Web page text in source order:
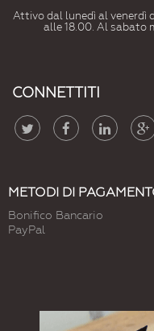
Attivo dal lunedì al venerdì
alle 18.00. Al sabato
CONNETTITI
METODI DI
Bonifico Bancario
PayPal